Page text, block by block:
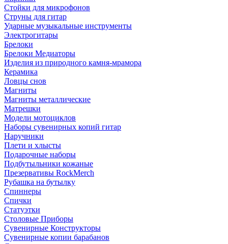
Стойки для микрофонов
Струны для гитар
Ударные музыкальные инструменты
Электрогитары
Брелоки
Брелоки Медиаторы
Изделия из природного камня-мрамора
Керамика
Ловцы снов
Магниты
Магниты металлические
Матрешки
Модели мотоциклов
Наборы сувенирных копий гитар
Наручники
Плети и хлысты
Подарочные наборы
Подбутыльники кожаные
Презервативы RockMerch
Рубашка на бутылку
Спиннеры
Спички
Статуэтки
Столовые Приборы
Сувенирные Конструкторы
Сувенирные копии барабанов